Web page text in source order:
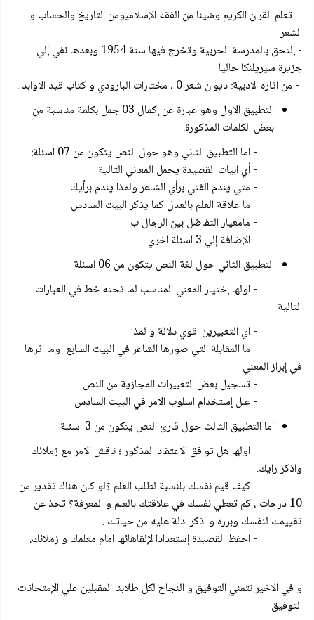
- تعلم القران الكريم وشيئا من الفقه الإسلاميومن التاريخ والحساب و
الشعر
- إلتحق بالمدرسة الحربية وتخرج فيها سنة 1954 وبعدها نفي إلي
جزيرة سيريلنكا حاليا
- من اثاره الادبية: ديوان شعر 0 ، مختارات البارودي و كتاب قيد الاوابد .
التطبيق الاول وهو عبارة عن إكمال 03 جمل بكلمة مناسبة من
بعض الكلمات المذكورة.
- اما التطبيق الثاني وهو حول النص يتكون من 07 اسئلة:
- أي ابيات القصيدة يحمل المعاني التالية
- متي يندم الفتي برأي الشاعر ولمذا يندم برأيك
- ما علاقة العلم بالعدل كما يذكر البيت السادس
- مامعيار التفاضل بين الرجال ب
- الإضافة إلي 3 اسئلة اخري
التطبيق الثاني حول لغة النص يتكون من 06 اسئلة
- اولها إختيار المعني المناسب لما تحته خط في العبارات
التالية
- اي التعبيرين اقوي دلالة و لمذا
- ما المقابلة التي صورها الشاعر في البيت السابع وما اثرها
في إبراز المعني
- تسجيل بعض التعبيرات المجازية من النص
- علل إستخدام اسلوب الامر في البيت السادس
اما التطبيق الثالث حول قارئ النص يتكون من 3 اسئلة
- اولها هل توافق الاعتقاد المذكور ؛ ناقش الامر مع زملائك
واذكر رايك.
- كيف قيم نفسك بلنسبة لطلب العلم ؟لو كان هناك تقدير من
10 درجات ، كم تعطي نفسك في علاقتك بالعلم و المعرفة؟ تحذ عن
تقييمك لنفسك وبرره و اذكر ادلة عليه من حياتك .
- احفظ القصيدة إستعدادا لإلقاهائها امام معلمك و زملائك.
و في الاخير نتمني التوفيق و النجاح لكل طلابنا المقبلين علي الإمتحانات
التوفيق